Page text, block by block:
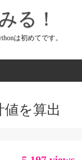
る！
は初めてです。
値を算出